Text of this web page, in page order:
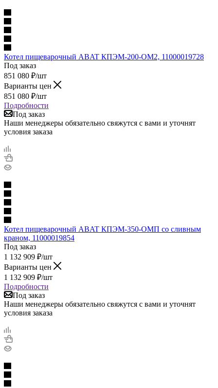
Котел пищеварочный ABAT КПЭМ-200-ОМ2, 11000019728
Под заказ
851 080 ₽/шт
Варианты цен
851 080 ₽/шт
Подробности
Под заказ
Наши менеджеры обязательно свяжутся с вами и уточнят
условия заказа
Котел пищеварочный ABAT КПЭМ-350-ОМП со сливным
краном, 11000019854
Под заказ
1 132 909 ₽/шт
Варианты цен
1 132 909 ₽/шт
Подробности
Под заказ
Наши менеджеры обязательно свяжутся с вами и уточнят
условия заказа